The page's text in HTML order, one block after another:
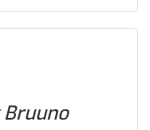
Bruuno